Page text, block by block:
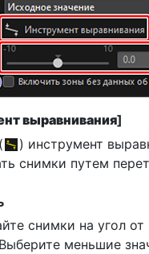
выравнивания]
) инструмент
снимки путем
снимки на угол от
меньшие